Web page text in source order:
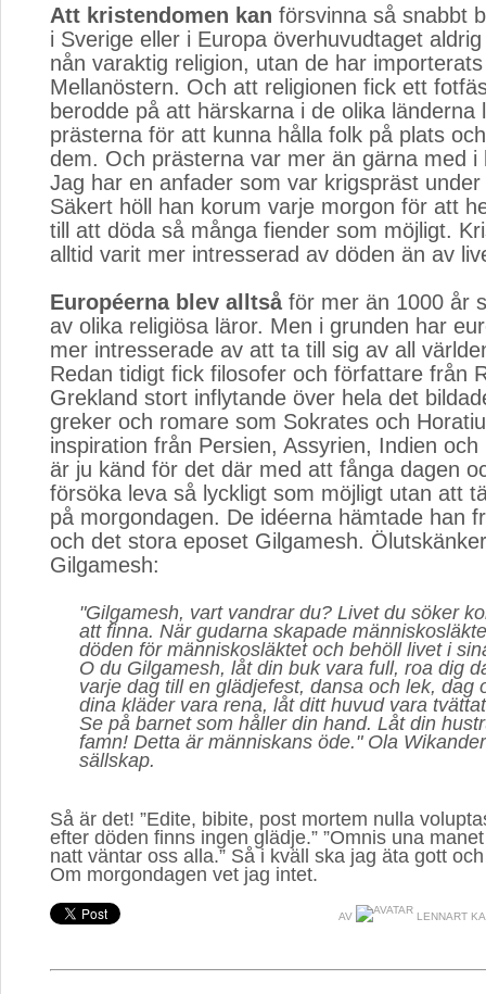
Att kristendomen kan försvinna så snabbt
i Sverige eller i Europa överhuvudtaget
nån varaktig religion, utan de har
Mellanöstern. Och att religionen fick ett
berodde på att härskarna i de olika länderna
prästerna för att kunna hålla folk på plats
dem. Och prästerna var mer än gärna med i
Jag har en anfader som var krigspräst
Säkert höll han korum varje morgon för att
till att döda så många fiender som möjligt.
alltid varit mer intresserad av döden än av
Européerna blev alltsåför mer än 1000 år
av olika religiösa läror. Men i grunden har
mer intresserade av att ta till sig av all
Redan tidigt fick filosofer och författare från
Grekland stort inflytande över hela det
greker och romare som Sokrates och
inspiration från Persien, Assyrien, Indien och
är ju känd för det där med att fånga dagen
försöka leva så lyckligt som möjligt utan att
på morgondagen. De idéerna hämtade han
och det stora eposet Gilgamesh.
Gilgamesh:
"Gilgamesh, vart vandrar du? Livet du söker
att finna. När gudarna skapade
döden för människosläktet och behöll livet i
O du Gilgamesh, låt din buk vara full, roa dig
varje dag till en glädjefest, dansa och lek, dag
dina kläder vara rena, låt ditt huvud vara
Se på barnet som håller din hand. Låt din
famn! Detta är människans öde." Ola
sällskap.
Så är det! ”Edite, bibite, post mortem nulla
efter döden finns ingen glädje.” ”Omnis una
natt väntar oss alla.” Så i kväll ska jag äta gott
Om morgondagen vet jag intet.
AV LENNART